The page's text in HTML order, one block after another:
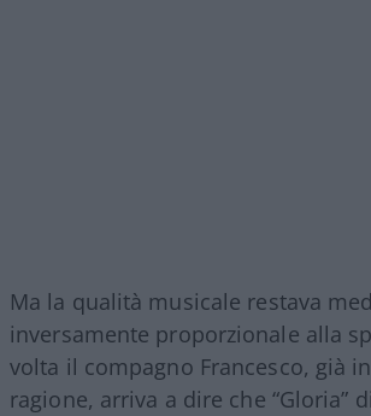
Ma la qualità musicale restava
inversamente proporzionale alla
volta il compagno Francesco, già
ragione, arriva a dire che “Gloria”